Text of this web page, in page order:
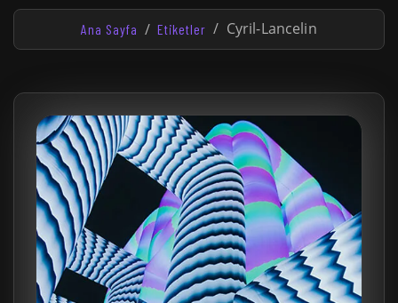
Ana Sayfa Etiketler Cyril-Lancelin